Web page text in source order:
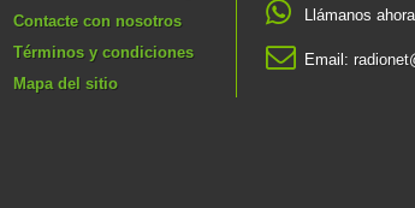
Contacte con nosotros
Términos y condiciones
Mapa del sitio
Llámanos
Email: